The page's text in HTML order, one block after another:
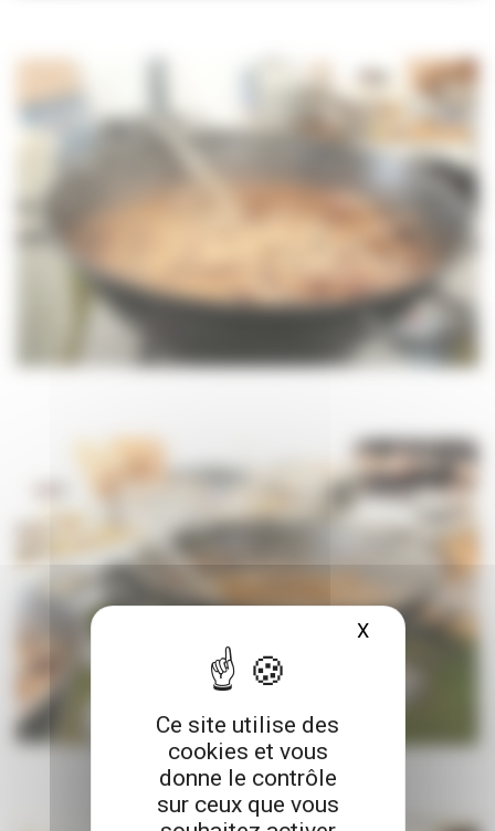
Ce site utilise des
cookies et vous
donne le contrôle
sur ceux que vous
XMasquer le